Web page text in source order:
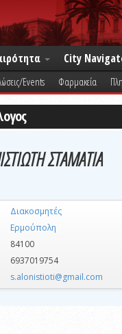
City
Events Φαρμακεία
ΣΤΑΜΑΤΙΑ
Διακοσμητές
Ερμούπολη
84100
6937019754
s.alonistioti@gmail.com